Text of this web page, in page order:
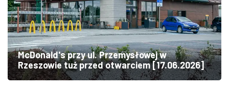
McDonald's przy ul. Przemysłowej w
Rzeszowie tuż przed otwarciem [17.06.2026]